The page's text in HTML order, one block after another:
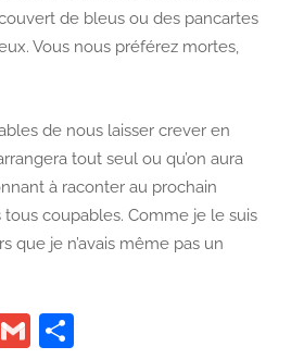
de bleus ou des pancartes
Vous nous préférez mortes,
de nous laisser crever en
tout seul ou qu’on aura
à raconter au prochain
tous coupables. Comme je le suis
que je n’avais même pas un
G